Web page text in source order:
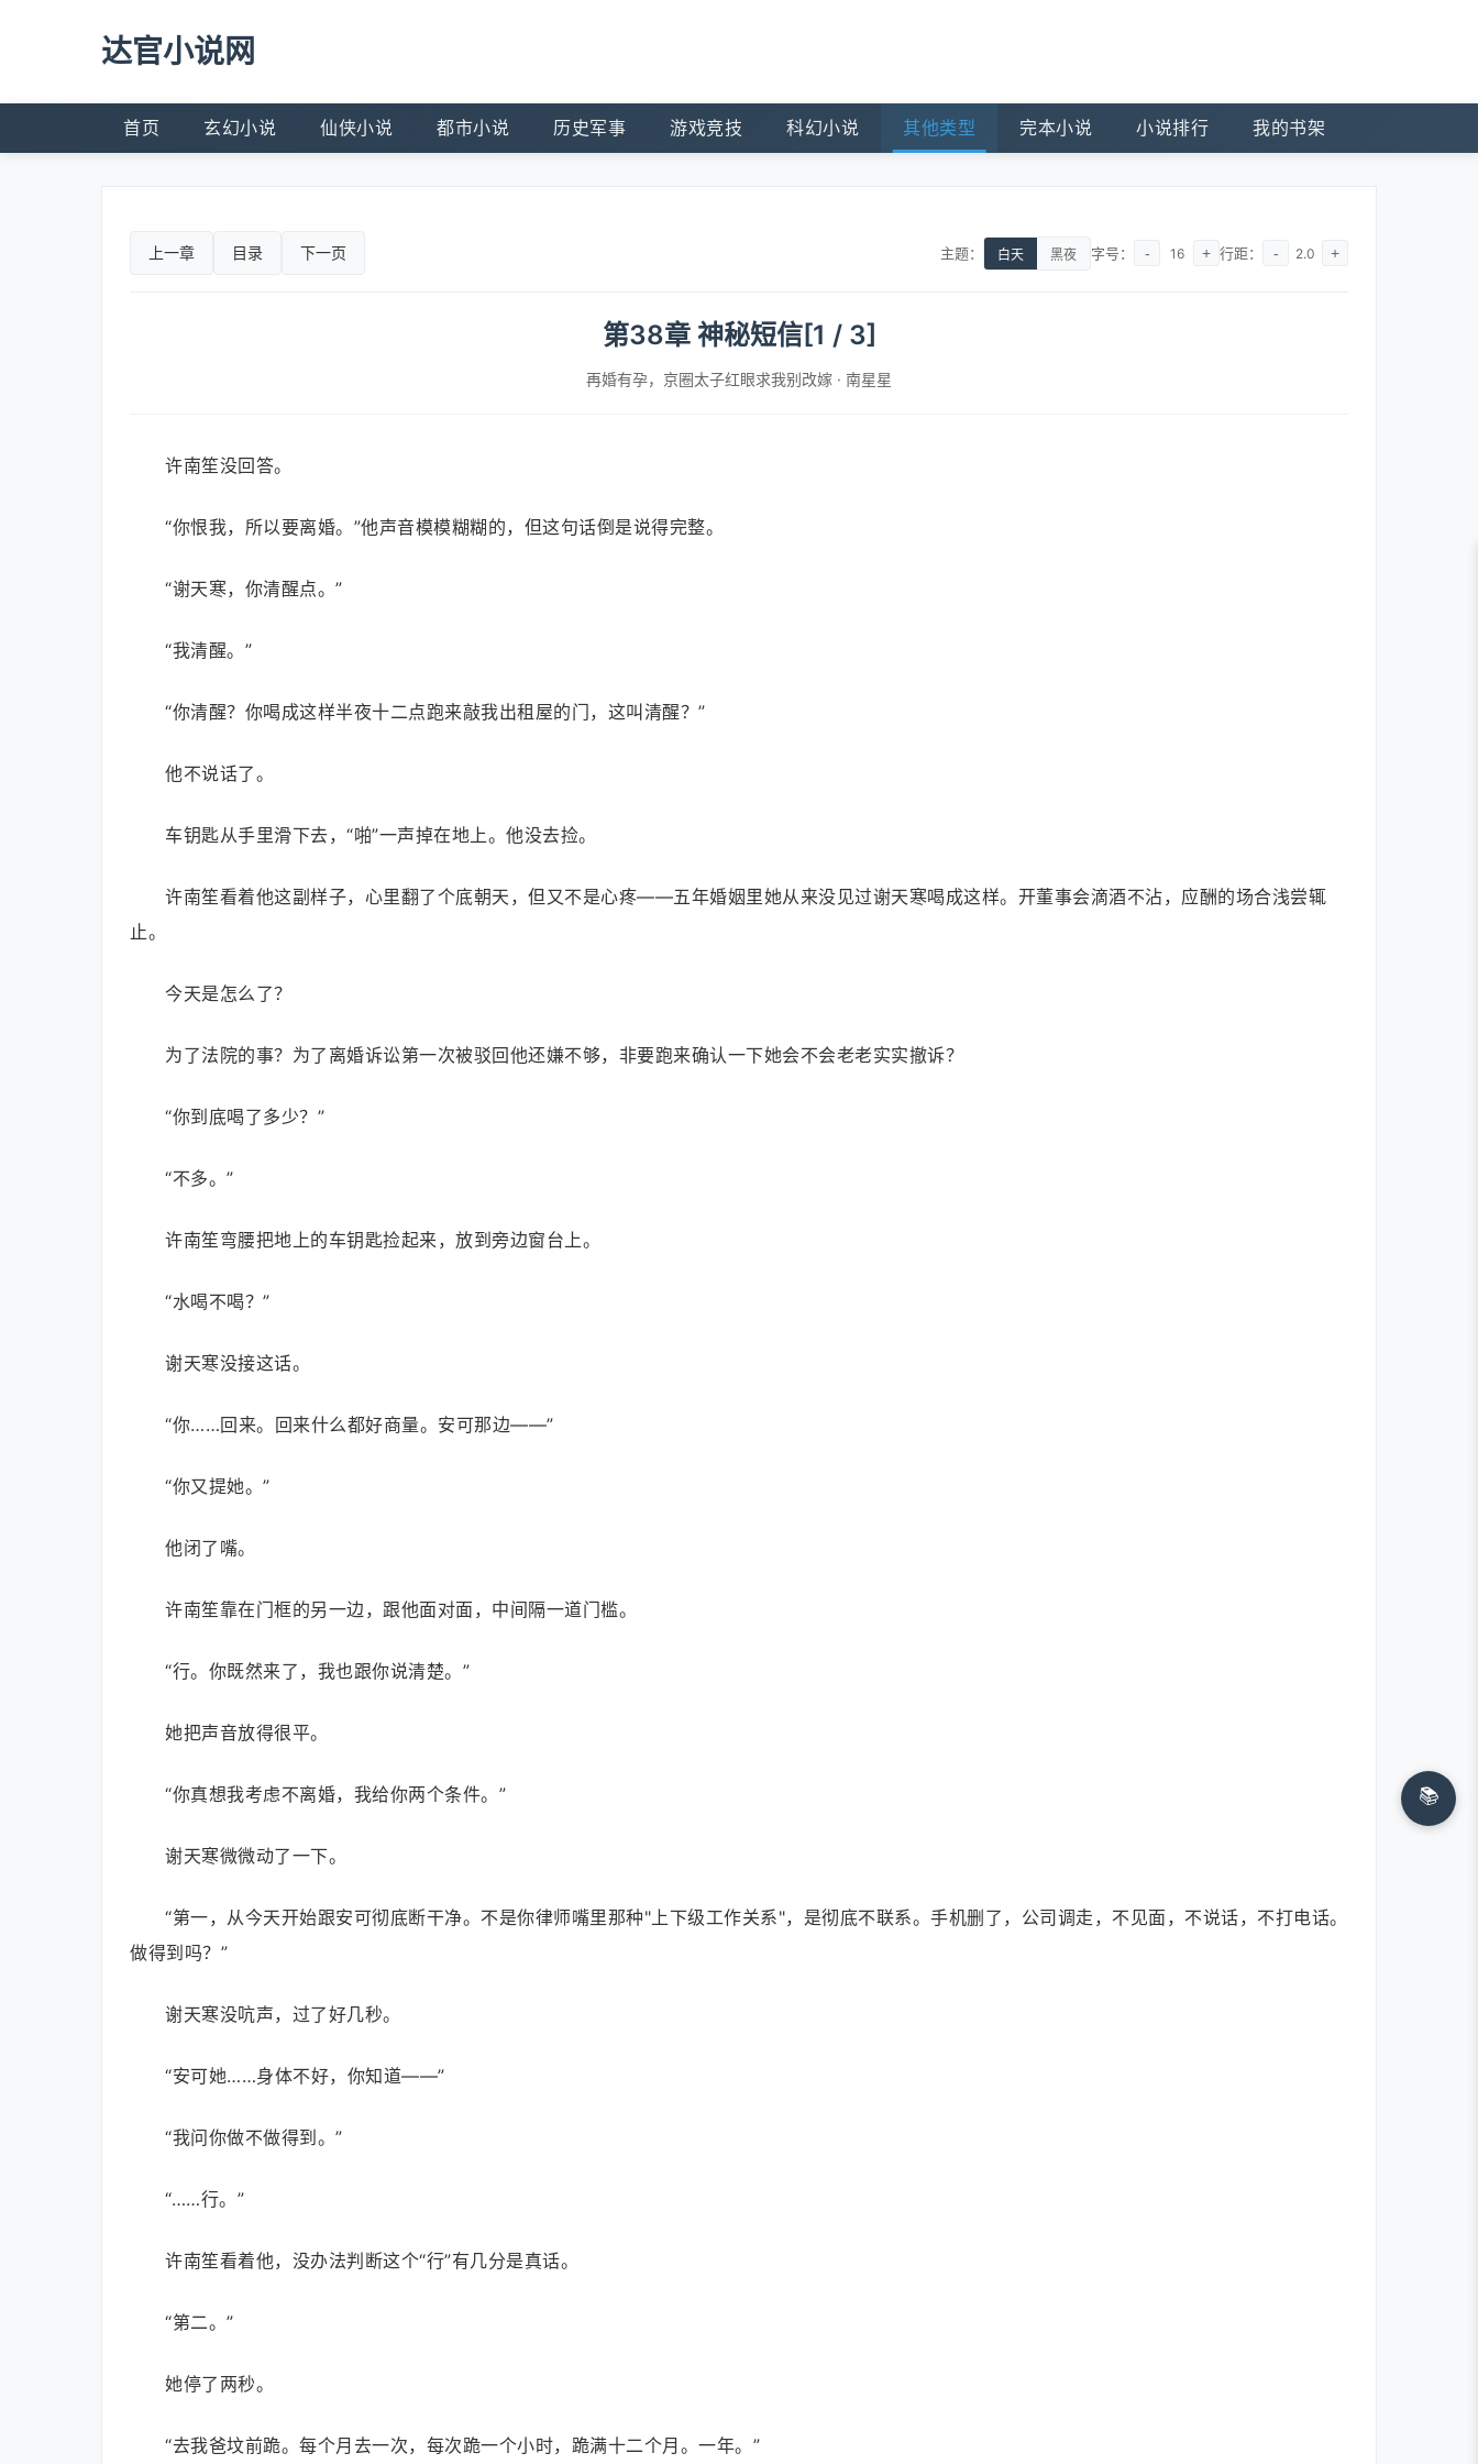
达官小说网
首页 玄幻小说 仙侠小说 都市小说 历史军事 游戏竞技 科幻小说 其他类型 完本小说 小说排行 我的书架
上一章 目录 下一页 主题： 白天 黑夜 字号： - 16 + 行距： - 2.0 +
第38章 神秘短信[1 / 3]
再婚有孕，京圈太子红眼求我别改嫁 · 南星星
许南笙没回答。
“你恨我，所以要离婚。”他声音模模糊糊的，但这句话倒是说得完整。
“谢天寒，你清醒点。”
“我清醒。”
“你清醒？你喝成这样半夜十二点跑来敲我出租屋的门，这叫清醒？”
他不说话了。
车钥匙从手里滑下去，“啪”一声掉在地上。他没去捡。
许南笙看着他这副样子，心里翻了个底朝天，但又不是心疼——五年婚姻里她从来没见过谢天寒喝成这样。开董事会滴酒不沾，应酬的场合浅尝辄
止。
今天是怎么了？
为了法院的事？为了离婚诉讼第一次被驳回他还嫌不够，非要跑来确认一下她会不会老老实实撤诉？
“你到底喝了多少？”
“不多。”
许南笙弯腰把地上的车钥匙捡起来，放到旁边窗台上。
“水喝不喝？”
谢天寒没接这话。
“你……回来。回来什么都好商量。安可那边——”
“你又提她。”
他闭了嘴。
许南笙靠在门框的另一边，跟他面对面，中间隔一道门槛。
“行。你既然来了，我也跟你说清楚。”
她把声音放得很平。
“你真想我考虑不离婚，我给你两个条件。”
谢天寒微微动了一下。
“第一，从今天开始跟安可彻底断干净。不是你律师嘴里那种"上下级工作关系"，是彻底不联系。手机删了，公司调走，不见面，不说话，不打电话。
做得到吗？”
谢天寒没吭声，过了好几秒。
“安可她……身体不好，你知道——”
“我问你做不做得到。”
“……行。”
许南笙看着他，没办法判断这个“行”有几分是真话。
“第二。”
她停了两秒。
“去我爸坟前跪。每个月去一次，每次跪一个小时，跪满十二个月。一年。”
📚